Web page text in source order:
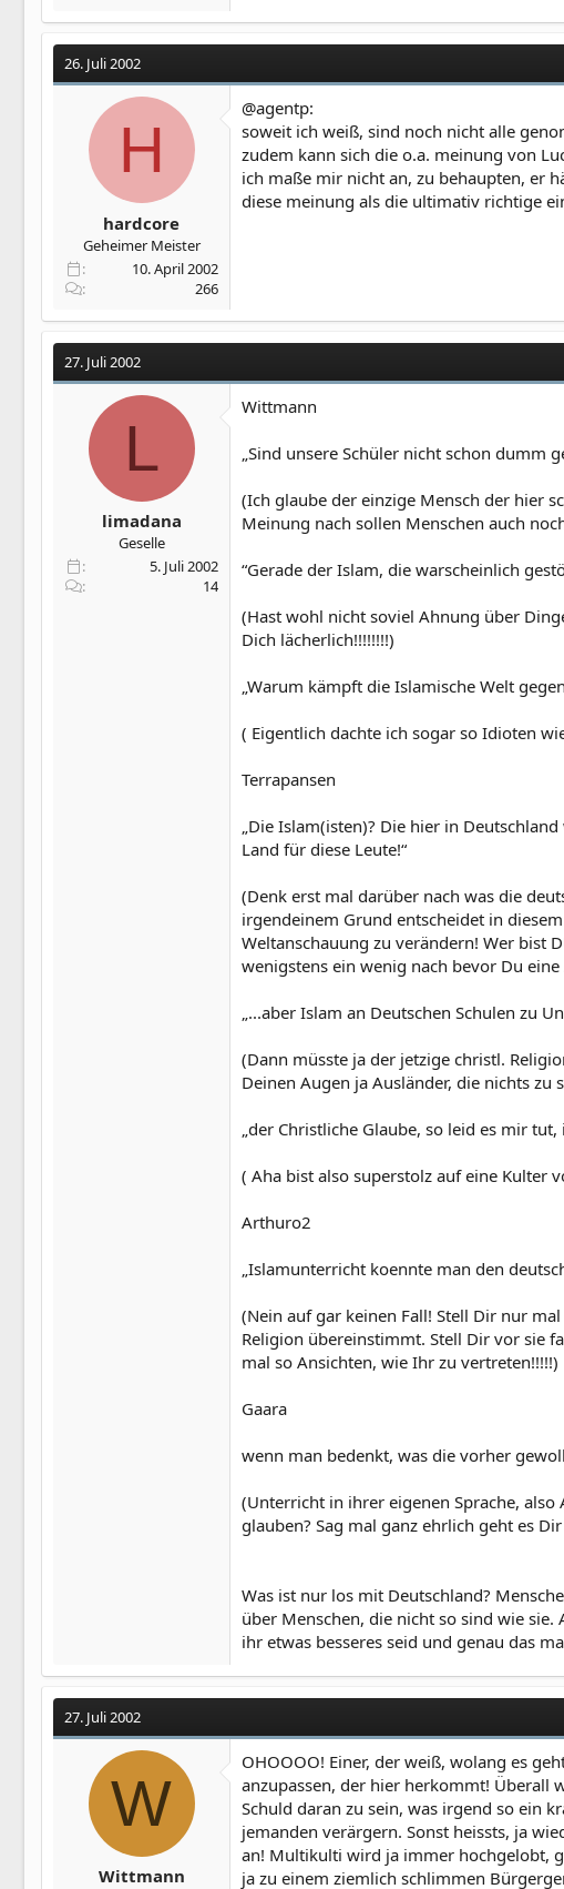
26. Juli 2002
H
hardcore
Geheimer Meister
10. April 2002
266
@agentp:
soweit ich weiß, sind noch nicht alle
zudem kann sich die o.a. meinung von
ich maße mir nicht an, zu behaupten, er
diese meinung als die ultimativ richtige
27. Juli 2002
L
limadana
Geselle
5. Juli 2002
14
Wittmann
„Sind unsere Schüler nicht schon
(Ich glaube der einzige Mensch der hier
Meinung nach sollen Menschen auch
“Gerade der Islam, die warscheinlich
(Hast wohl nicht soviel Ahnung über
Dich lächerlich!!!!!!!!)
„Warum kämpft die Islamische Welt
( Eigentlich dachte ich sogar so Idioten
Terrapansen
„Die Islam(isten)? Die hier in
Land für diese Leute!“
(Denk erst mal darüber nach was die
irgendeinem Grund entscheidet in
Weltanschauung zu verändern! Wer bist
wenigstens ein wenig nach bevor Du eine
„...aber Islam an Deutschen Schulen zu
(Dann müsste ja der jetzige christl.
Deinen Augen ja Ausländer, die nichts zu
„der Christliche Glaube, so leid es mir
( Aha bist also superstolz auf eine Kulter
Arthuro2
„Islamunterricht koennte man den
(Nein auf gar keinen Fall! Stell Dir nur
Religion übereinstimmt. Stell Dir vor sie
mal so Ansichten, wie Ihr zu vertreten!!!!!)
Gaara
wenn man bedenkt, was die vorher
(Unterricht in ihrer eigenen Sprache,
glauben? Sag mal ganz ehrlich geht es
Was ist nur los mit Deutschland?
über Menschen, die nicht so sind wie
ihr etwas besseres seid und genau das
27. Juli 2002
W
Wittmann
OHOOOO! Einer, der weiß, wolang es
anzupassen, der hier herkommt! Überall
Schuld daran zu sein, was irgend so ein
jemanden verärgern. Sonst heissts, ja
an! Multikulti wird ja immer hochgelobt,
ja zu einem ziemlich schlimmen